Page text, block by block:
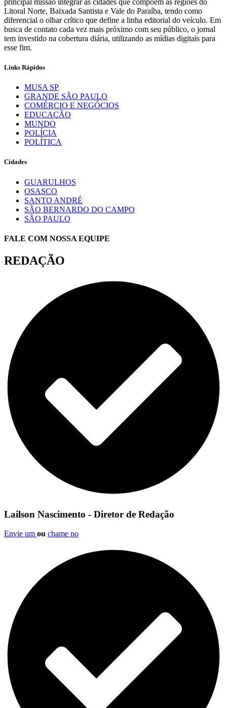
Litoral Norte, Baixada Santista e Vale do Paraíba, tendo como
diferencial o olhar crítico que define a linha editorial do veículo. Em
busca de contato cada vez mais próximo com seu público, o jornal
tem investido na cobertura diária, utilizando as mídias digitais para
esse fim.
Links Rápidos
MUSA SP
GRANDE SÃO PAULO
COMÉRCIO E NEGÓCIOS
EDUCAÇÃO
MUNDO
POLÍCIA
POLÍTICA
Cidades
GUARULHOS
OSASCO
SANTO ANDRÉ
SÃO BERNARDO DO CAMPO
SÃO PAULO
FALE COM NOSSA EQUIPE
REDAÇÃO
Lailson Nascimento - Diretor de Redação
Envie um ou chame no